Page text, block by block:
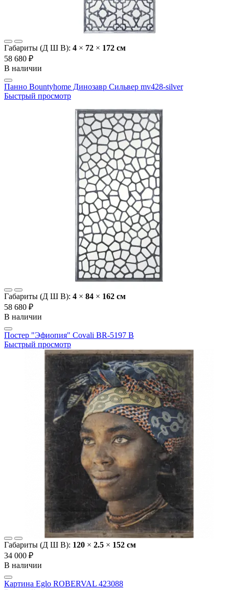
Габариты (Д Ш В): 4 × 72 × 172 cм
58 680 ₽
В наличии
Панно Bountyhome Динозавр Сильвер mv428-silver
Быстрый просмотр
Габариты (Д Ш В): 4 × 84 × 162 cм
58 680 ₽
В наличии
Постер "Эфиопия" Covali BR-5197 B
Быстрый просмотр
Габариты (Д Ш В): 120 × 2.5 × 152 cм
34 000 ₽
В наличии
Картина Eglo ROBERVAL 423088